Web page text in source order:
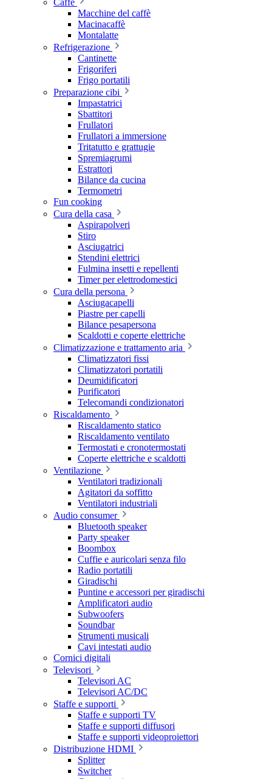
Caffè
Macchine del caffè
Macinacaffè
Montalatte
Refrigerazione
Cantinette
Frigoriferi
Frigo portatili
Preparazione cibi
Impastatrici
Sbattitori
Frullatori
Frullatori a immersione
Tritatutto e grattugie
Spremiagrumi
Estrattori
Bilance da cucina
Termometri
Fun cooking
Cura della casa
Aspirapolveri
Stiro
Asciugatrici
Stendini elettrici
Fulmina insetti e repellenti
Timer per elettrodomestici
Cura della persona
Asciugacapelli
Piastre per capelli
Bilance pesapersona
Scaldotti e coperte elettriche
Climatizzazione e trattamento aria
Climatizzatori fissi
Climatizzatori portatili
Deumidificatori
Purificatori
Telecomandi condizionatori
Riscaldamento
Riscaldamento statico
Riscaldamento ventilato
Termostati e cronotermostati
Coperte elettriche e scaldotti
Ventilazione
Ventilatori tradizionali
Agitatori da soffitto
Ventilatori industriali
Audio consumer
Bluetooth speaker
Party speaker
Boombox
Cuffie e auricolari senza filo
Radio portatili
Giradischi
Puntine e accessori per giradischi
Amplificatori audio
Subwoofers
Soundbar
Strumenti musicali
Cavi intestati audio
Cornici digitali
Televisori
Televisori AC
Televisori AC/DC
Staffe e supporti
Staffe e supporti TV
Staffe e supporti diffusori
Staffe e supporti videoproiettori
Distribuzione HDMI
Splitter
Switcher